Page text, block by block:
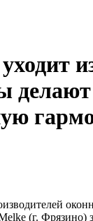
(г. Фрязино)